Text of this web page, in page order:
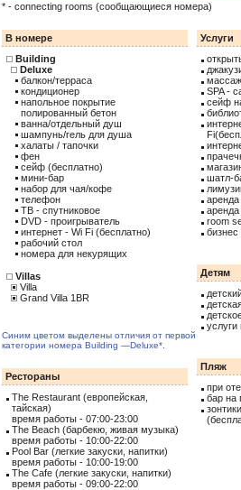
* - connecting rooms (сообщающиеся номера)
В номере
Building
Deluxe
балкон/терраса
кондиционер
напольное покрытие
полированный бетон
ванна/отдельный душ
шампунь/гель для душа
халаты / тапочки
фен
сейф (бесплатно)
мини-бар
набор для чая/кофе
телефон
ТВ - спутниковое
DVD - проигрыватель
интернет - Wi Fi (бесплатно)
рабочий стол
номера для некурящих
Villas
Villa
Grand Villa 1BR
Синим цветом выделены отличия от первой
категории номера Building —Deluxe*.
Рестораны
The Restaurant (европейская
тайская)
время работы - 07:00-23:00
The Beach (барбекю живая музыка)
время работы - 10:00-22:00
Pool Bar (легкие закуски, напитки)
время работы - 10:00-19:00
The Cafe (легкие закуски, напитки)
время работы - 09:00-22:00
Услуги
SPA -
сейф
шатл-
room
бизнес
Детям
услуги
Пляж
при
бар на